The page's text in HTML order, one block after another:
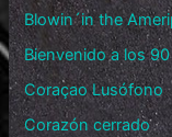
Blowin´in the
Bienvenido a los 90
Coraçao Lusófono
Corazón cerrado